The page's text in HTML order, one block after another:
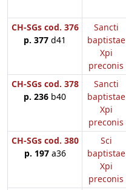
CH-SGs cod. 376
p. 377 d41
Sancti
baptistae
Xpi
preconis
CH-SGs cod. 378
p. 236 b40
Sancti
baptistae
Xpi
preconis
CH-SGs cod. 380
p. 197a36
Sci
baptistae
Xpi
preconis